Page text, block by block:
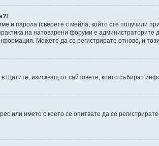
и парола (сверете с мейла, който сте получили
на натоварени форуми е
Можете да се регистрирате отново, и
Щатите, изискващ от сайтовете, които събират
името с което се опитвате да се